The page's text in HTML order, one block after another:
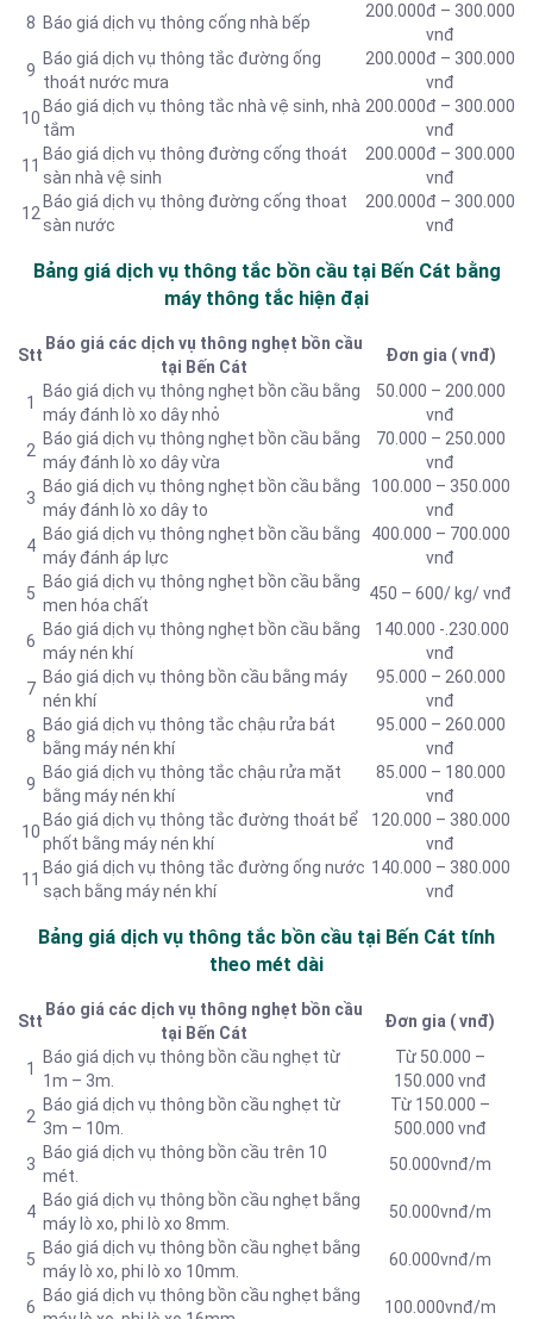
8 Báo giá dịch vụ thông cống nhà bếp
200.000đ – 300.000
vnđ
9
Báo giá dịch vụ thông tắc đường ống
thoát nước mưa
200.000đ – 300.000
vnđ
10
Báo giá dịch vụ thông tắc nhà vệ sinh, nhà
tắm
200.000đ – 300.000
vnđ
11
Báo giá dịch vụ thông đường cống thoát
sàn nhà vệ sinh
200.000đ – 300.000
vnđ
12
Báo giá dịch vụ thông đường cống thoat
sàn nước
200.000đ – 300.000
vnđ
Bảng giá dịch vụ thông tắc bồn cầu tại Bến Cát bằng
máy thông tắc hiện đại
Stt
Báo giá các dịch vụ thông nghẹt bồn cầu
tại Bến Cát
Đơn gia ( vnđ)
1
Báo giá dịch vụ thông nghẹt bồn cầu bằng
máy đánh lò xo dây nhỏ
50.000 – 200.000
vnđ
2
Báo giá dịch vụ thông nghẹt bồn cầu bằng
máy đánh lò xo dây vừa
70.000 – 250.000
vnđ
3
Báo giá dịch vụ thông nghẹt bồn cầu bằng
máy đánh lò xo dây to
100.000 – 350.000
vnđ
4
Báo giá dịch vụ thông nghẹt bồn cầu bằng
máy đánh áp lực
400.000 – 700.000
vnđ
5
Báo giá dịch vụ thông nghẹt bồn cầu bằng
men hóa chất
450 – 600/ kg/ vnđ
6
Báo giá dịch vụ thông nghẹt bồn cầu bằng
máy nén khí
140.000 -.230.000
vnđ
7
Báo giá dịch vụ thông bồn cầu bằng máy
nén khí
95.000 – 260.000
vnđ
8
Báo giá dịch vụ thông tắc chậu rửa bát
bằng máy nén khí
95.000 – 260.000
vnđ
9
Báo giá dịch vụ thông tắc chậu rửa mặt
bằng máy nén khí
85.000 – 180.000
vnđ
10
Báo giá dịch vụ thông tắc đường thoát bể
phốt bằng máy nén khí
120.000 – 380.000
vnđ
11
Báo giá dịch vụ thông tắc đường ống nước
sạch bằng máy nén khí
140.000 – 380.000
vnđ
Bảng giá dịch vụ thông tắc bồn cầu tại Bến Cát tính
theo mét dài
Stt
Báo giá các dịch vụ thông nghẹt bồn cầu
tại Bến Cát
Đơn gia ( vnđ)
1
Báo giá dịch vụ thông bồn cầu nghẹt từ
1m – 3m.
Từ 50.000 –
150.000 vnđ
2
Báo giá dịch vụ thông bồn cầu nghẹt từ
3m – 10m.
Từ 150.000 –
500.000 vnđ
3
Báo giá dịch vụ thông bồn cầu trên 10
mét.
50.000vnđ/m
4
Báo giá dịch vụ thông bồn cầu nghẹt bằng
máy lò xo, phi lò xo 8mm.
50.000vnđ/m
5
Báo giá dịch vụ thông bồn cầu nghẹt bằng
máy lò xo, phi lò xo 10mm.
60.000vnđ/m
6
Báo giá dịch vụ thông bồn cầu nghẹt bằng
100.000vnđ/m